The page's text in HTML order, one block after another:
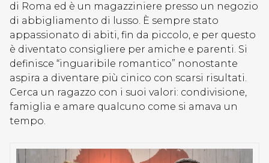
di Roma ed è un magazziniere presso un negozio
di abbigliamento di lusso. È sempre stato
appassionato di abiti, fin da piccolo, e per questo
è diventato consigliere per amiche e parenti. Si
definisce “inguaribile romantico” nonostante
aspira a diventare più cinico con scarsi risultati.
Cerca un ragazzo con i suoi valori: condivisione,
famiglia e amare qualcuno come si amava un
tempo.